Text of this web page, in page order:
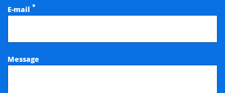
E-mail *
Message